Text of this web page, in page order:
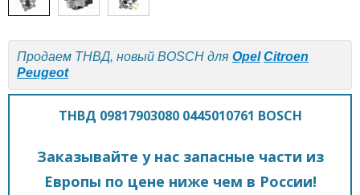
Продаем ТНВД, новый BOSCH для Opel Citroen
Peugeot
ТНВД 09817903080 0445010761 BOSCH
Заказывайте у нас запасные части из
Европы по цене ниже чем в России!